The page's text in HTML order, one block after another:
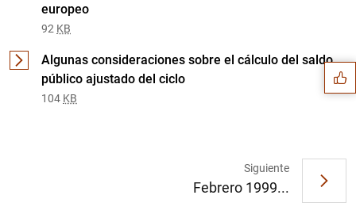
europeo
92 KB
Algunas consideraciones sobre el cálculo del saldo
público ajustado del ciclo
104 KB
Siguiente
Febrero 1999...
Sugerencias